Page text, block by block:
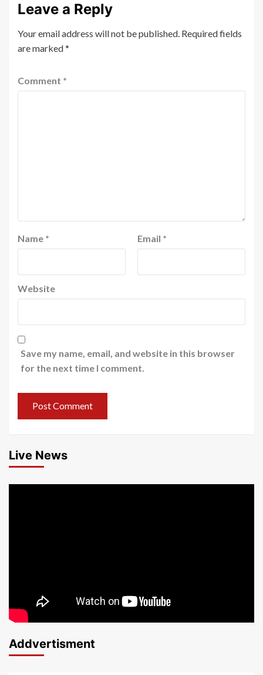
Leave a Reply
Your email address will not be published. Required fields
are marked*
Comment *
Name * Email *
Website
Save my name, email, and website in this browser
for the next time I comment.
Live News
Addvertisment